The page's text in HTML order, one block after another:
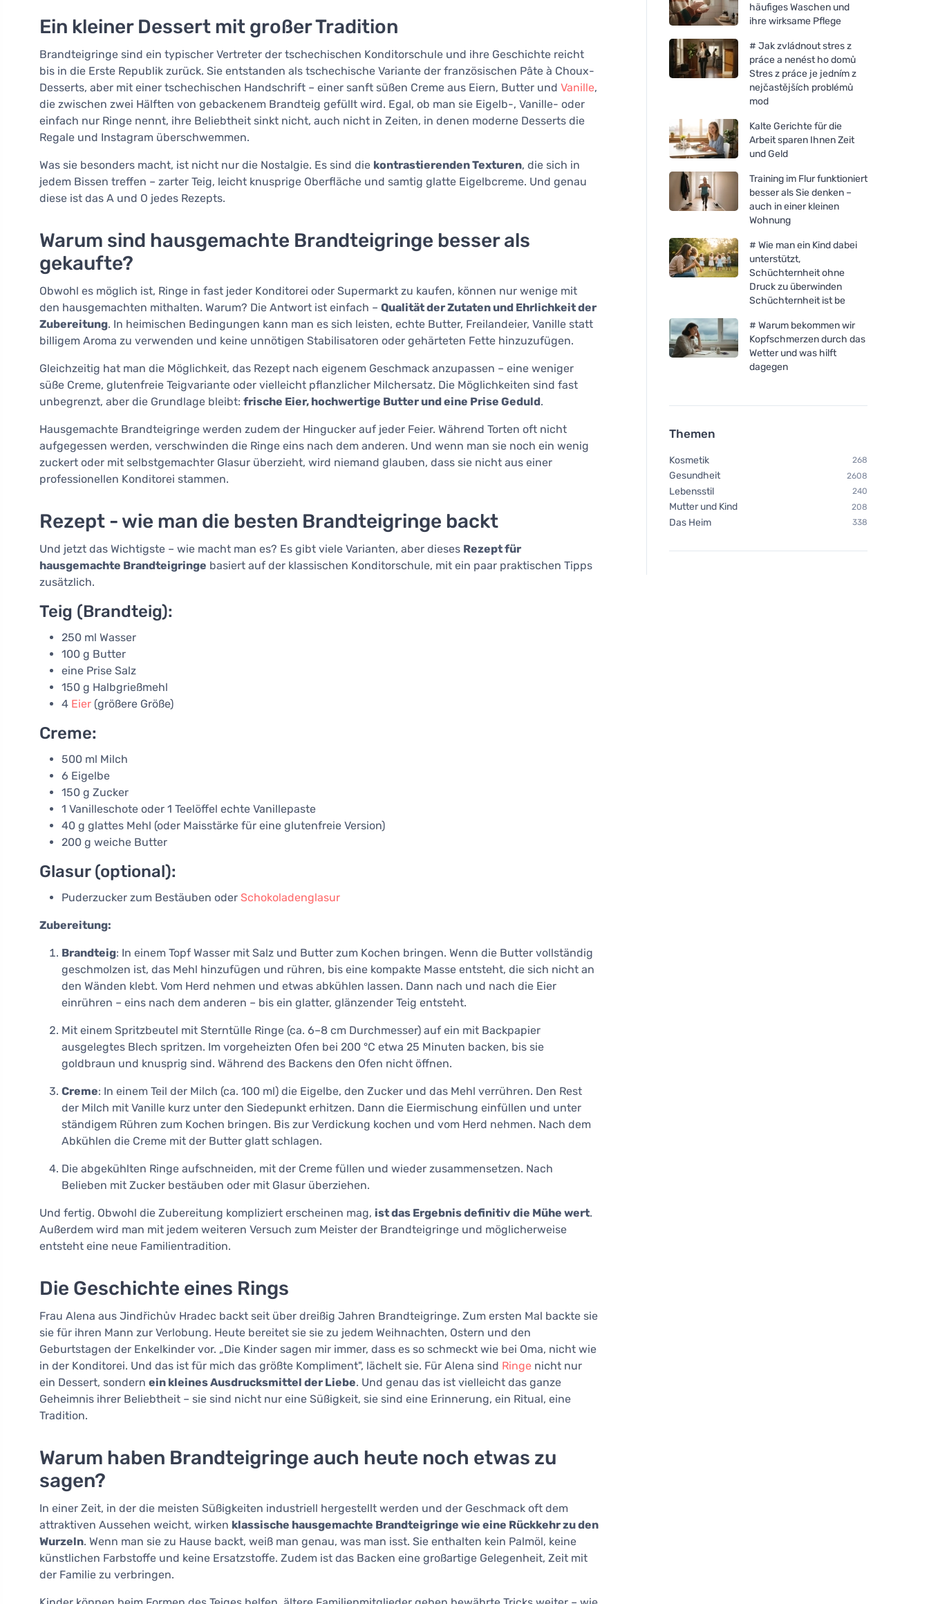
Ein kleiner Dessert mit großer Tradition
Brandteigringe sind ein typischer Vertreter der tschechischen Konditorschule und ihre Geschichte reicht
bis in die Erste Republik zurück. Sie entstanden als tschechische Variante der französischen Pâte à Choux-
Desserts, aber mit einer tschechischen Handschrift – einer sanft süßen Creme aus Eiern, Butter und Vanille,
die zwischen zwei Hälften von gebackenem Brandteig gefüllt wird. Egal, ob man sie Eigelb-, Vanille- oder
einfach nur Ringe nennt, ihre Beliebtheit sinkt nicht, auch nicht in Zeiten, in denen moderne Desserts die
Regale und Instagram überschwemmen.
Was sie besonders macht, ist nicht nur die Nostalgie. Es sind die kontrastierenden Texturen, die sich in
jedem Bissen treffen – zarter Teig, leicht knusprige Oberfläche und samtig glatte Eigelbcreme. Und genau
diese ist das A und O jedes Rezepts.
Warum sind hausgemachte Brandteigringe besser als
gekaufte?
Obwohl es möglich ist, Ringe in fast jeder Konditorei oder Supermarkt zu kaufen, können nur wenige mit
den hausgemachten mithalten. Warum? Die Antwort ist einfach – Qualität der Zutaten und Ehrlichkeit der
Zubereitung. In heimischen Bedingungen kann man es sich leisten, echte Butter, Freilandeier, Vanille statt
billigem Aroma zu verwenden und keine unnötigen Stabilisatoren oder gehärteten Fette hinzuzufügen.
Gleichzeitig hat man die Möglichkeit, das Rezept nach eigenem Geschmack anzupassen – eine weniger
süße Creme, glutenfreie Teigvariante oder vielleicht pflanzlicher Milchersatz. Die Möglichkeiten sind fast
unbegrenzt, aber die Grundlage bleibt: frische Eier, hochwertige Butter und eine Prise Geduld.
Hausgemachte Brandteigringe werden zudem der Hingucker auf jeder Feier. Während Torten oft nicht
aufgegessen werden, verschwinden die Ringe eins nach dem anderen. Und wenn man sie noch ein wenig
zuckert oder mit selbstgemachter Glasur überzieht, wird niemand glauben, dass sie nicht aus einer
professionellen Konditorei stammen.
Rezept - wie man die besten Brandteigringe backt
Und jetzt das Wichtigste – wie macht man es? Es gibt viele Varianten, aber dieses Rezept für
hausgemachte Brandteigringe basiert auf der klassischen Konditorschule, mit ein paar praktischen Tipps
zusätzlich.
Teig (Brandteig):
250 ml Wasser
100 g Butter
eine Prise Salz
150 g Halbgrießmehl
4 Eier (größere Größe)
Creme:
500 ml Milch
6 Eigelbe
150 g Zucker
1 Vanilleschote oder 1 Teelöffel echte Vanillepaste
40 g glattes Mehl (oder Maisstärke für eine glutenfreie Version)
200 g weiche Butter
Glasur (optional):
Puderzucker zum Bestäuben oder Schokoladenglasur
Zubereitung:
Brandteig: In einem Topf Wasser mit Salz und Butter zum Kochen bringen. Wenn die Butter vollständig
geschmolzen ist, das Mehl hinzufügen und rühren, bis eine kompakte Masse entsteht, die sich nicht an
den Wänden klebt. Vom Herd nehmen und etwas abkühlen lassen. Dann nach und nach die Eier
einrühren – eins nach dem anderen – bis ein glatter, glänzender Teig entsteht.
Mit einem Spritzbeutel mit Sterntülle Ringe (ca. 6–8 cm Durchmesser) auf ein mit Backpapier
ausgelegtes Blech spritzen. Im vorgeheizten Ofen bei 200 °C etwa 25 Minuten backen, bis sie
goldbraun und knusprig sind. Während des Backens den Ofen nicht öffnen.
Creme: In einem Teil der Milch (ca. 100 ml) die Eigelbe, den Zucker und das Mehl verrühren. Den Rest
der Milch mit Vanille kurz unter den Siedepunkt erhitzen. Dann die Eiermischung einfüllen und unter
ständigem Rühren zum Kochen bringen. Bis zur Verdickung kochen und vom Herd nehmen. Nach dem
Abkühlen die Creme mit der Butter glatt schlagen.
Die abgekühlten Ringe aufschneiden, mit der Creme füllen und wieder zusammensetzen. Nach
Belieben mit Zucker bestäuben oder mit Glasur überziehen.
Und fertig. Obwohl die Zubereitung kompliziert erscheinen mag, ist das Ergebnis definitiv die Mühe wert.
Außerdem wird man mit jedem weiteren Versuch zum Meister der Brandteigringe und möglicherweise
entsteht eine neue Familientradition.
Die Geschichte eines Rings
Frau Alena aus Jindřichův Hradec backt seit über dreißig Jahren Brandteigringe. Zum ersten Mal backte sie
sie für ihren Mann zur Verlobung. Heute bereitet sie sie zu jedem Weihnachten, Ostern und den
Geburtstagen der Enkelkinder vor. „Die Kinder sagen mir immer, dass es so schmeckt wie bei Oma, nicht wie
in der Konditorei. Und das ist für mich das größte Kompliment", lächelt sie. Für Alena sind Ringe nicht nur
ein Dessert, sondern ein kleines Ausdrucksmittel der Liebe. Und genau das ist vielleicht das ganze
Geheimnis ihrer Beliebtheit – sie sind nicht nur eine Süßigkeit, sie sind eine Erinnerung, ein Ritual, eine
Tradition.
Warum haben Brandteigringe auch heute noch etwas zu
sagen?
In einer Zeit, in der die meisten Süßigkeiten industriell hergestellt werden und der Geschmack oft dem
attraktiven Aussehen weicht, wirken klassische hausgemachte Brandteigringe wie eine Rückkehr zu den
Wurzeln. Wenn man sie zu Hause backt, weiß man genau, was man isst. Sie enthalten kein Palmöl, keine
künstlichen Farbstoffe und keine Ersatzstoffe. Zudem ist das Backen eine großartige Gelegenheit, Zeit mit
der Familie zu verbringen.
häufiges Waschen und
ihre wirksame Pflege
# Jak zvládnout stres z
práce a nenést ho domů
Stres z práce je jedním z
nejčastějších problémů
mod
Kalte Gerichte für die
Arbeit sparen Ihnen Zeit
und Geld
Training im Flur funktioniert
besser als Sie denken –
auch in einer kleinen
Wohnung
# Wie man ein Kind dabei
unterstützt,
Schüchternheit ohne
Druck zu überwinden
Schüchternheit ist be
# Warum bekommen wir
Kopfschmerzen durch das
Wetter und was hilft
dagegen
Themen
Kosmetik 268
Gesundheit 2608
Lebensstil 240
Mutter und Kind 208
Das Heim 338